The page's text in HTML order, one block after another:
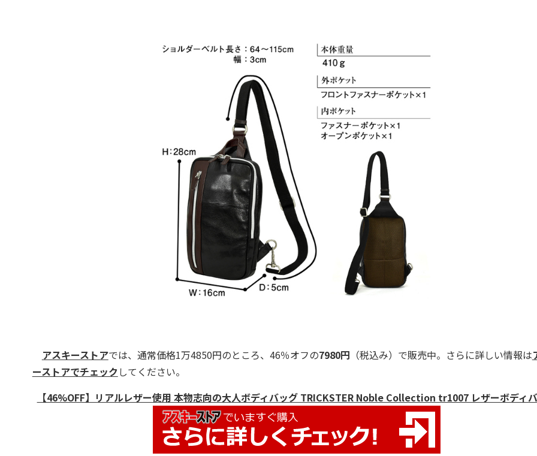
アスキーストアでは、通常価格1万4850円のところ、46％オフの7980円 （税込み）で販売中。さらに詳しい情報は
ーストアでチェックしてください。
【46%OFF】リアルレザー使用 本物志向の大人ボディバッグ TRICKSTER Noble Collection tr1007 レザーボディ